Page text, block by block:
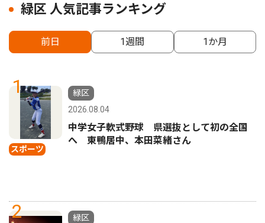
緑区 人気記事ランキング
前日 1週間 1か月
1
スポーツ
緑区
2026.08.04
中学女子軟式野球 県選抜として初の全国
へ 東鴨居中、本田菜緒さん
2
緑区